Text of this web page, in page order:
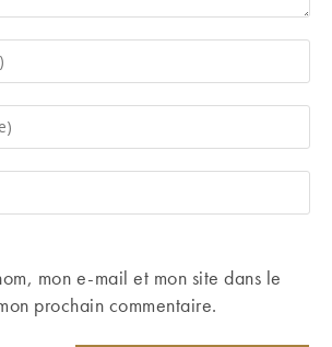
mon e-mail et mon site dans le
prochain commentaire.